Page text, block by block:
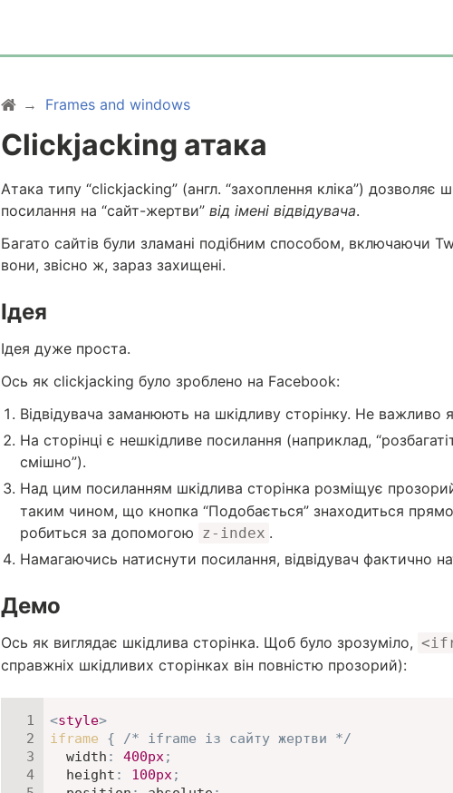
Frames and windows
Clickjacking атака
Атака типу “clickjacking” (англ. “захоплення кліка”) дозволяє
посилання на “сайт-жертви” від імені відвідувача.
Багато сайтів були зламані подібним способом, включаючи
вони, звісно ж, зараз захищені.
Ідея
Ідея дуже проста.
Ось як clickjacking було зроблено на Facebook:
Відвідувача заманюють на шкідливу сторінку. Не важливо
На сторінці є нешкідливе посилання (наприклад,
смішно”).
Над цим посиланням шкідлива сторінка розміщує
таким чином, що кнопка “Подобається” знаходиться
робиться за допомогою z-index .
Намагаючись натиснути посилання, відвідувач фактично
Демо
Ось як виглядає шкідлива сторінка. Щоб було зрозуміло,
справжніх шкідливих сторінках він повністю прозорий):
<style>
iframe
{
/* iframe із сайту жертви */
width : 400px;
height : 100px;